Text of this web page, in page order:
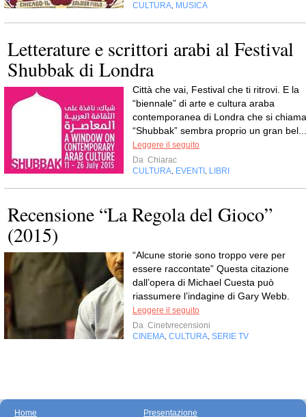
CULTURA MUSICA
Letterature e scrittori arabi al Festival
Shubbak di Londra
Città che vai, Festival che ti ritrovi. E la
“biennale” di arte e cultura araba
contemporanea di Londra che si chiama
“Shubbak” sembra proprio un gran bel...
Leggere il seguito
Da Chiarac
CULTURA EVENTI LIBRI
Recensione “La Regola del Gioco”
(2015)
“Alcune storie sono troppo vere per
essere raccontate” Questa citazione
dall’opera di Michael Cuesta può
riassumere l’indagine di Gary Webb.
Leggere il seguito
Da Cinetvrecensioni
CINEMA CULTURA SERIE TV
Home Presentazione